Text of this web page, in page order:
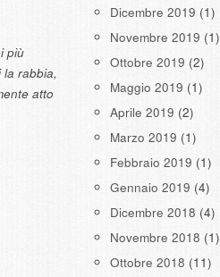
più
rabbia,
atto
Dicembre 2019 (1)
Novembre 2019 (1)
Ottobre 2019 (2)
Maggio 2019 (1)
Aprile 2019 (2)
Marzo 2019 (1)
Febbraio 2019 (1)
Gennaio 2019 (4)
Dicembre 2018 (4)
Novembre 2018 (1)
Ottobre 2018 (11)